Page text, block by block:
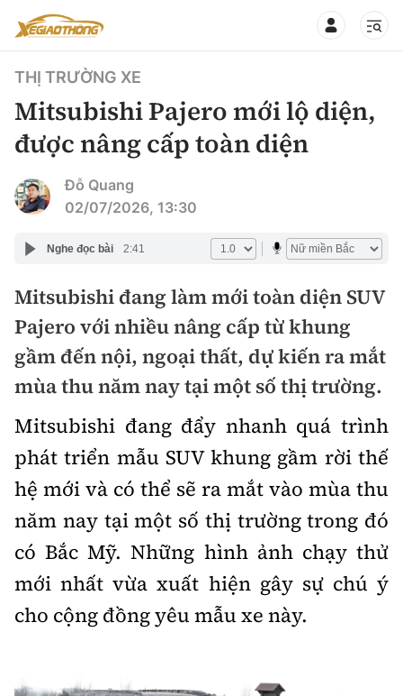
360° xe
Chính sách
Hạ tầng phương tiện
Góc nhìn
Tâm điểm
Xe du lịch
Xe chuyên dụng
Xe máy
Đánh giá xe
Đánh giá xe mới
So sánh
Xếp hạng xe
Lái mới
Chọn xe
Lái xe an toàn
Bảo hiểm xe
Sản phẩm bảo hiểm
Bồi thường bảo hiểm
Xe xanh
Video
Review xe
Giới thiệu xe
Ảnh
Ô tô
THỊ TRƯỜNG XE
Mitsubishi Pajero mới lộ diện,
được nâng cấp toàn diện
Đỗ Quang
02/07/2026, 13:30
Nghe đọc bài 2:41
Mitsubishi đang làm mới toàn diện SUV
Pajero với nhiều nâng cấp từ khung
gầm đến nội, ngoại thất, dự kiến ra mắt
mùa thu năm nay tại một số thị trường.
Mitsubishi đang đẩy nhanh quá trình
phát triển mẫu SUV khung gầm rời thế
hệ mới và có thể sẽ ra mắt vào mùa thu
năm nay tại một số thị trường trong đó
có Bắc Mỹ. Những hình ảnh chạy thử
mới nhất vừa xuất hiện gây sự chú ý
cho cộng đồng yêu mẫu xe này.